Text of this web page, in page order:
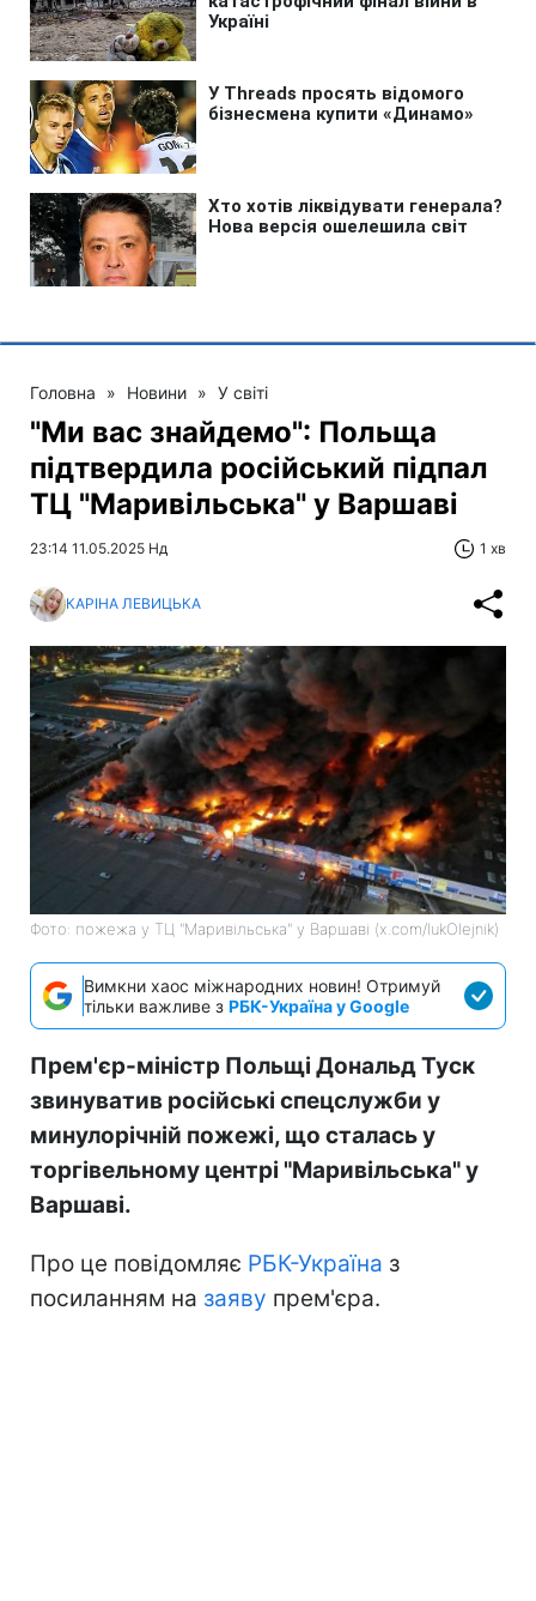
Головна » Новини » У світі
"Ми вас знайдемо": Польща
підтвердила російський підпал
ТЦ "Маривільська" у Варшаві
23:14 11.05.2025 Нд 1 хв
КАРІНА ЛЕВИЦЬКА
Фото: пожежа у ТЦ "Маривільська" у Варшаві (x.com/lukOlejnik)
Вимкни хаос міжнародних новин! Отримуй
тільки важливе з РБК-Україна у Google
Прем'єр-міністр Польщі Дональд Туск
звинуватив російські спецслужби у
минулорічній пожежі, що сталась у
торгівельному центрі "Маривільська" у
Варшаві.
Про це повідомляє РБК-Україна з
посиланням на заяву прем'єра.